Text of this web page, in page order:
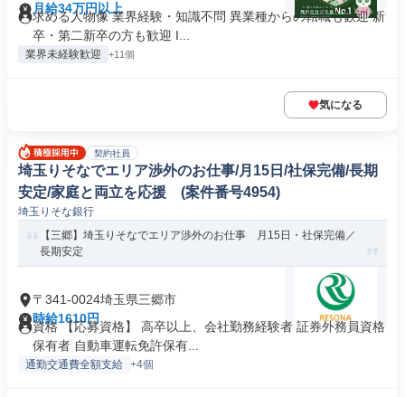
月給34万円以上
求める人物像 業界経験・知識不問 異業種からの転職も歓迎 新
卒・第二新卒の方も歓迎 I...
業界未経験歓迎 +11個
気になる
契約社員
埼玉りそなでエリア渉外のお仕事/月15日/社保完備/長期
安定/家庭と両立を応援 (案件番号4954)
埼玉りそな銀行
【三郷】埼玉りそなでエリア渉外のお仕事 月15日・社保完備／
長期安定
〒341-0024埼玉県三郷市
時給1610円
資格 【応募資格】 高卒以上、会社勤務経験者 証券外務員資格
保有者 自動車運転免許保有...
通勤交通費全額支給 +4個